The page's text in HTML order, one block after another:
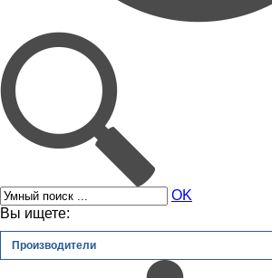
OK
Вы ищете:
Производители